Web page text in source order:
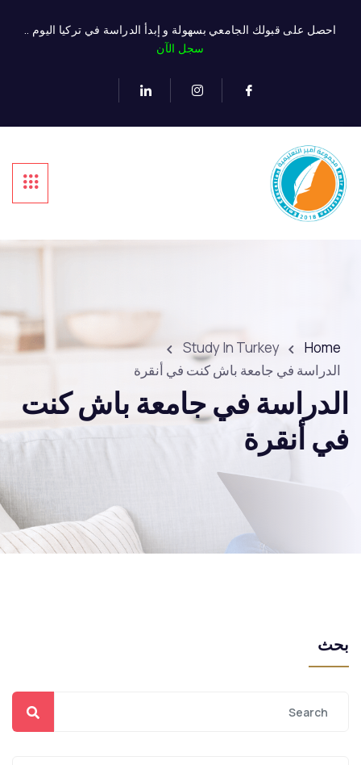
احصل على قبولك الجامعي بسهولة و إبدأ الدراسة في تركيا اليوم ..
سجل الآن
Home
Study In Turkey
الدراسة في جامعة باش كنت في أنقرة
الدراسة في جامعة باش كنت
في أنقرة
بحث